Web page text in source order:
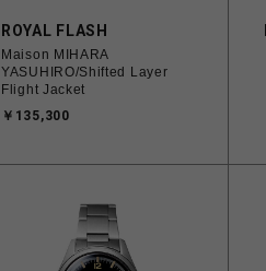
ROYAL FLASH
Maison MIHARA
YASUHIRO/Shifted Layer
Flight Jacket
￥135,300